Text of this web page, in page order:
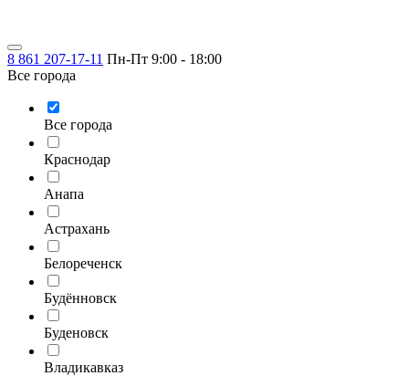
8 861 207-17-11 Пн-Пт 9:00 - 18:00
Все города
Все города
Краснодар
Анапа
Астрахань
Белореченск
Будённовск
Буденовск
Владикавказ